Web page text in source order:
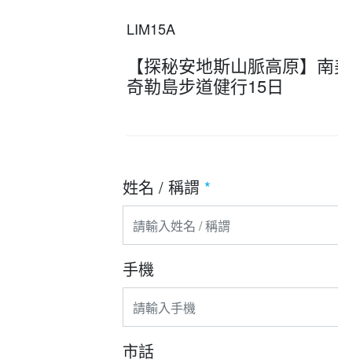
LIM15A
【探秘安地斯山脈高原】
奇勒島步道健行15日
姓名 / 稱謂 *
手機
市話